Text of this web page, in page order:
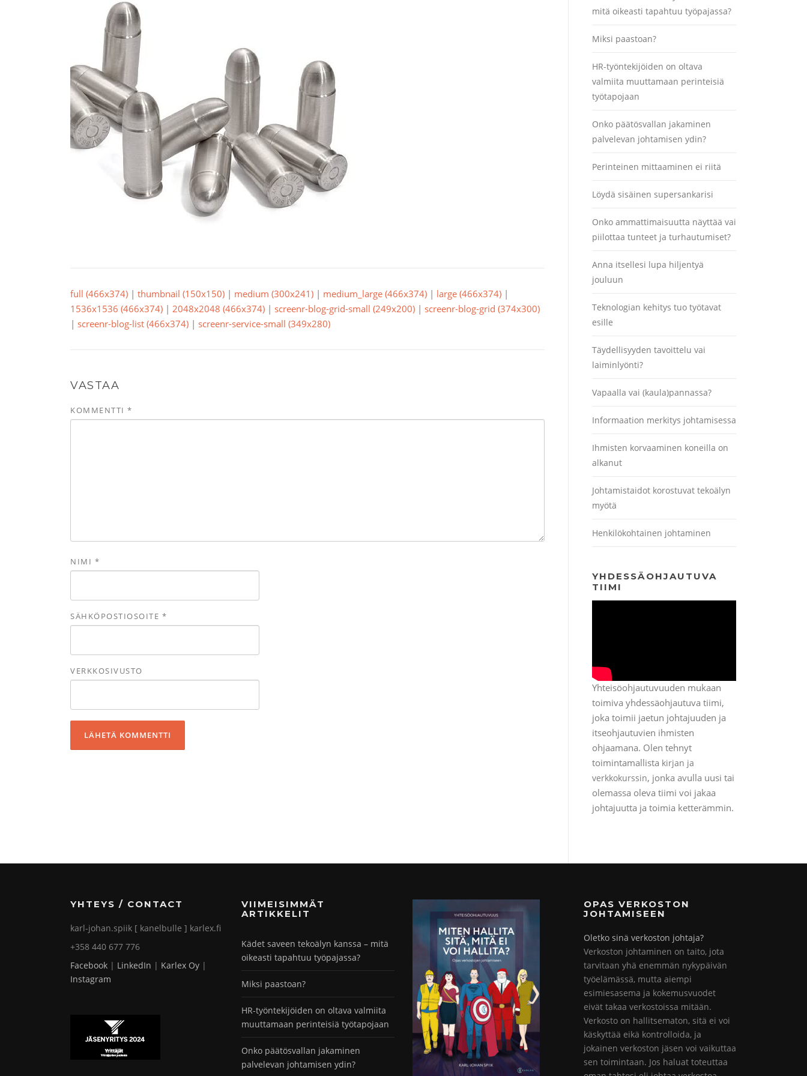
full (466x374) | thumbnail (150x150) | medium (300x241) | medium_large (466x374) | large (466x374) |
1536x1536 (466x374) | 2048x2048 (466x374) | screenr-blog-grid-small (249x200) | screenr-blog-grid (374x300)
| screenr-blog-list (466x374) | screenr-service-small (349x280)
VASTAA
KOMMENTTI *
NIMI *
SÄHKÖPOSTIOSOITE *
VERKKOSIVUSTO
mitä oikeasti tapahtuu työpajassa?
Miksi paastoan?
HR-työntekijöiden on oltava
valmiita muuttamaan perinteisiä
työtapojaan
Onko päätösvallan jakaminen
palvelevan johtamisen ydin?
Perinteinen mittaaminen ei riitä
Löydä sisäinen supersankarisi
Onko ammattimaisuutta näyttää vai
piilottaa tunteet ja turhautumiset?
Anna itsellesi lupa hiljentyä
jouluun
Teknologian kehitys tuo työtavat
esille
Täydellisyyden tavoittelu vai
laiminlyönti?
Vapaalla vai (kaula)pannassa?
Informaation merkitys johtamisessa
Ihmisten korvaaminen koneilla on
alkanut
Johtamistaidot korostuvat tekoälyn
myötä
Henkilökohtainen johtaminen
YHDESSÄOHJAUTUVA
TIIMI
Yhteisöohjautuvuuden mukaan
toimiva yhdessäohjautuva tiimi,
joka toimii jaetun johtajuuden ja
itseohjautuvien ihmisten
ohjaamana. Olen tehnyt
toimintamallista kirjan ja
verkkokurssin, jonka avulla uusi tai
olemassa oleva tiimi voi jakaa
johtajuutta ja toimia ketterämmin.
YHTEYS / CONTACT
karl-johan.spiik [ kanelbulle ] karlex.fi
+358 440 677 776
Facebook | LinkedIn | Karlex Oy |
Instagram
VIIMEISIMMÄT
ARTIKKELIT
Kädet saveen tekoälyn kanssa – mitä
oikeasti tapahtuu työpajassa?
Miksi paastoan?
HR-työntekijöiden on oltava valmiita
muuttamaan perinteisiä työtapojaan
Onko päätösvallan jakaminen
palvelevan johtamisen ydin?
OPAS VERKOSTON
JOHTAMISEEN
Oletko sinä verkoston johtaja?
Verkoston johtaminen on taito, jota
tarvitaan yhä enemmän nykypäivän
työelämässä, mutta aiempi
esimiesasema ja kokemusvuodet
eivät takaa verkostoissa mitään.
Verkosto on hallitsematon, sitä ei voi
käskyttää eikä kontrolloida, ja
jokainen verkoston jäsen voi vaikuttaa
sen toimintaan. Jos haluat toteuttaa